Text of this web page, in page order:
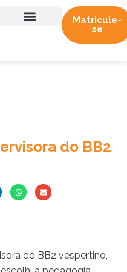
Matricule-
se
do BB2
do BB2 vespertino,